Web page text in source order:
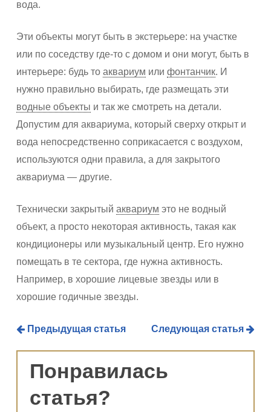
вода.
Эти объекты могут быть в экстерьере: на участке
или по соседству где-то с домом и они могут, быть в
интерьере: будь то аквариум или фонтанчик. И
нужно правильно выбирать, где размещать эти
водные объекты и так же смотреть на детали.
Допустим для аквариума, который сверху открыт и
вода непосредственно соприкасается с воздухом,
используются одни правила, а для закрытого
аквариума — другие.
Технически закрытый аквариум это не водный
объект, а просто некоторая активность, такая как
кондиционеры или музыкальный центр. Его нужно
помещать в те сектора, где нужна активность.
Например, в хорошие лицевые звезды или в
хорошие годичные звезды.
Предыдущая статья Следующая статья
Понравилась
статья?